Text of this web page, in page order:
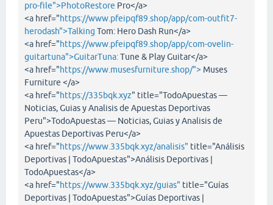
pro-file">PhotoRestore Pro</a>
<a href="https://www.pfeipqf89.shop/app/com-outfit7-
herodash">Talking Tom: Hero Dash Run</a>
<a href="https://www.pfeipqf89.shop/app/com-ovelin-
guitartuna">GuitarTuna:Tune & Play Guitar</a>
<a href="https://www.musesfurniture.shop/"> Muses
Furniture </a>
<a href="https://335bqk.xyz" title="TodoApuestas —
Noticias, Guias y Analisis de Apuestas Deportivas
Peru">TodoApuestas — Noticias, Guias y Analisis de
Apuestas Deportivas Peru</a>
<a href="https://www.335bqk.xyz/analisis" title="Análisis
Deportivas | TodoApuestas">Análisis Deportivas |
TodoApuestas</a>
<a href="https://www.335bqk.xyz/guias" title="Guías
Deportivas | TodoApuestas">Guías Deportivas |